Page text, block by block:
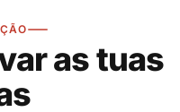
as tuas